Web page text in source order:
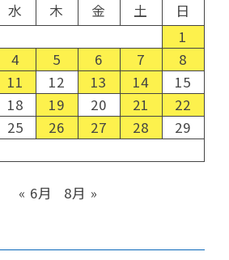
水 木 金 土
日
1
4 5 6 7
8
11 12 13 14
15
18 19 20 21
22
25 26 27 28
29
« 6月 8月 »